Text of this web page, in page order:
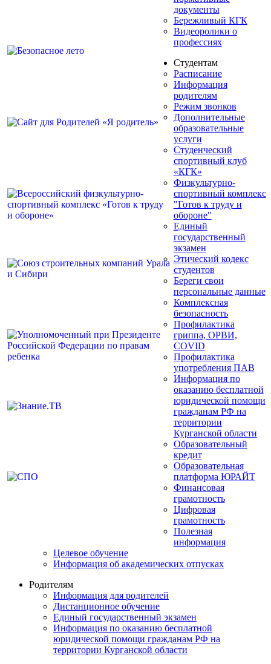
документы
Бережливый КГК
Видеоролики о
профессиях
Студентам
Расписание
Информация
родителям
Режим звонков
Дополнительные
образовательные
услуги
Студенческий
спортивный клуб
«КГК»
Физкультурно-
спортивный комплекс
"Готов к труду и
обороне"
Единый
государственный
экзамен
Этический кодекс
студентов
Береги свои
персональные данные
Комплексная
безопасность
Профилактика
гриппа, ОРВИ,
COVID
Профилактика
употребления ПАВ
Информация по
оказанию бесплатной
юридической помощи
гражданам РФ на
территории
Курганской области
Образовательный
кредит
Образовательная
платформа ЮРАЙТ
Финансовая
грамотность
Цифровая
грамотность
Полезная
информация
Целевое обучение
Информация об академических отпусках
Родителям
Информация для родителей
Дистанционное обучение
Единый государственный экзамен
Информация по оказанию бесплатной
юридической помощи гражданам РФ на
территории Курганской области